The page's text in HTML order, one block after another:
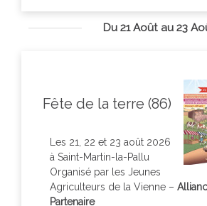
Du 21 Août au 23
Fête de la terre (86)
Les 21, 22 et 23 août 2026
à Saint-Martin-la-Pallu
Organisé par les Jeunes
Agriculteurs de la Vienne –
Partenaire